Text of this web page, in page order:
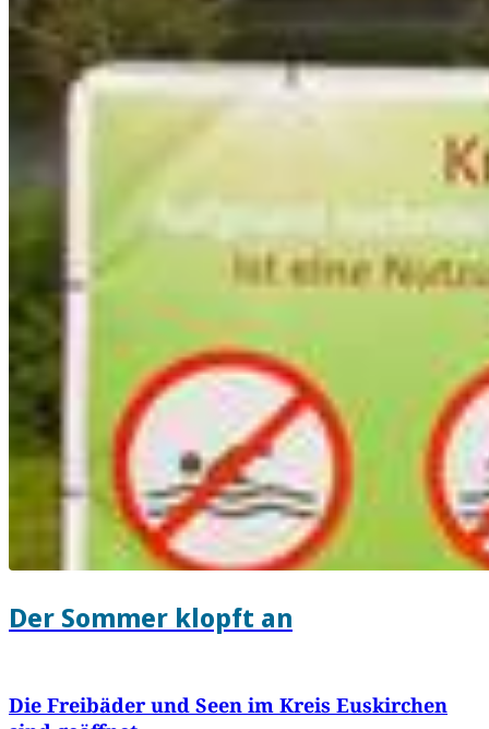
Der Sommer klopft an
Die Freibäder und Seen im Kreis Euskirchen